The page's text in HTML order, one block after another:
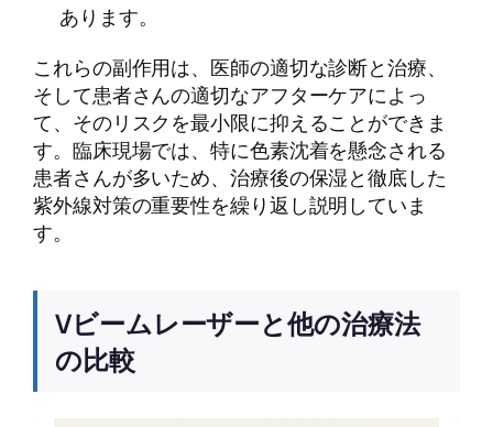
あります。
これらの副作用は、医師の適切な診断と治療、
そして患者さんの適切なアフターケアによっ
て、そのリスクを最小限に抑えることができま
す。臨床現場では、特に色素沈着を懸念される
患者さんが多いため、治療後の保湿と徹底した
紫外線対策の重要性を繰り返し説明していま
す。
Vビームレーザーと他の治療法
の比較